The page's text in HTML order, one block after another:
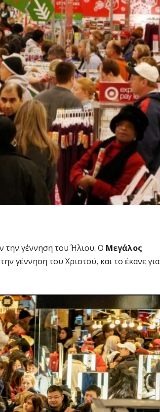
την γέννηση του Ήλιου. Ο Μεγάλος
γέννηση του Χριστού, και το έκανε